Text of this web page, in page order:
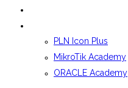
PLN Icon Plus
MikroTik Academy
ORACLE Academy